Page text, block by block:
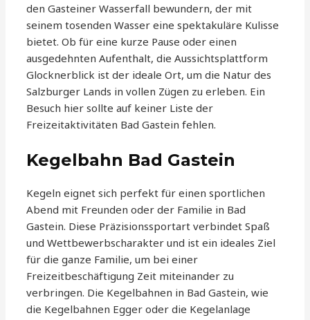
den Gasteiner Wasserfall bewundern, der mit
seinem tosenden Wasser eine spektakuläre Kulisse
bietet. Ob für eine kurze Pause oder einen
ausgedehnten Aufenthalt, die Aussichtsplattform
Glocknerblick ist der ideale Ort, um die Natur des
Salzburger Lands in vollen Zügen zu erleben. Ein
Besuch hier sollte auf keiner Liste der
Freizeitaktivitäten Bad Gastein fehlen.
Kegelbahn Bad Gastein
Kegeln eignet sich perfekt für einen sportlichen
Abend mit Freunden oder der Familie in Bad
Gastein. Diese Präzisionssportart verbindet Spaß
und Wettbewerbscharakter und ist ein ideales Ziel
für die ganze Familie, um bei einer
Freizeitbeschäftigung Zeit miteinander zu
verbringen. Die Kegelbahnen in Bad Gastein, wie
die Kegelbahnen Egger oder die Kegelanlage